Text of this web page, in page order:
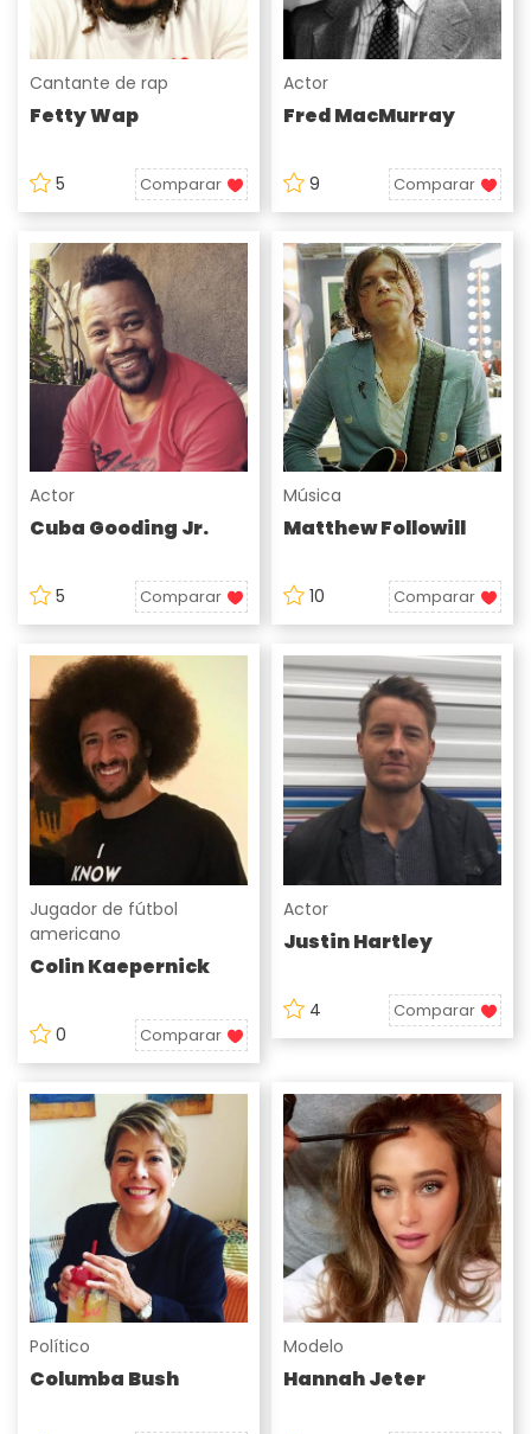
Cantante de rap
Fetty Wap
5 Comparar
Actor
Fred MacMurray
9 Comparar
Actor
Cuba Gooding Jr.
5 Comparar
Música
Matthew Followill
10 Comparar
Jugador de fútbol
americano
Colin Kaepernick
0 Comparar
Actor
Justin Hartley
4 Comparar
Político
Columba Bush
Modelo
Hannah Jeter